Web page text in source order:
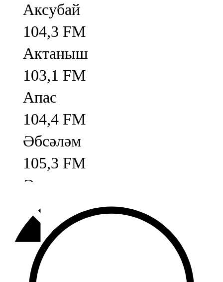
Аксубай
104,3 FM
Актаныш
103,1 FM
Апас
104,4 FM
Әбсәләм
105,3 FM
Әлмәт
92,9 FM
Базарлы матак
107,1 FM
Балык бистәсе